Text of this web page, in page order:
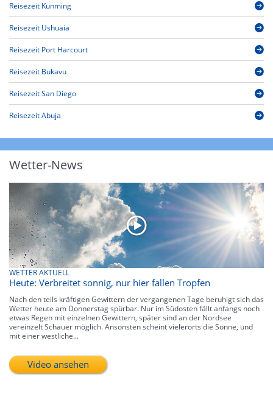
Reisezeit Kunming
Reisezeit Ushuaia
Reisezeit Port Harcourt
Reisezeit Bukavu
Reisezeit San Diego
Reisezeit Abuja
Wetter-News
WETTER AKTUELL
Heute: Verbreitet sonnig, nur hier fallen Tropfen
Nach den teils kräftigen Gewittern der vergangenen Tage beruhigt sich das
Wetter heute am Donnerstag spürbar. Nur im Südosten fällt anfangs noch
etwas Regen mit einzelnen Gewittern, später sind an der Nordsee
vereinzelt Schauer möglich. Ansonsten scheint vielerorts die Sonne, und
mit einer westliche...
Video ansehen